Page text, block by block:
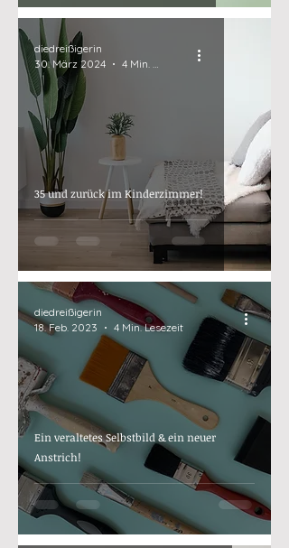
35 und zurück im Kinderzimmer!
diedreißigerin
30. März 2024
4 Min. Lesezeit
Ein veraltetes Selbstbild & ein neuer
Anstrich!
diedreißigerin
18. Feb. 2023
4 Min. Lesezeit